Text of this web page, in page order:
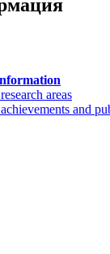
areas
and